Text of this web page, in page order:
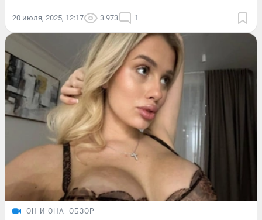
20 июля, 2025, 12:17 3 973 1
ОН И ОНА ОБЗОР